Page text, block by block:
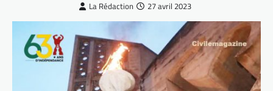
La Rédaction 27 avril 2023